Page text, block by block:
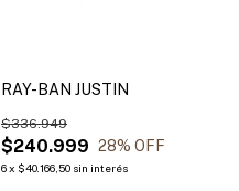
RAY-BAN JUSTIN
$240.999
$336.949
28% OFF
6x $40.166,50 sin interés